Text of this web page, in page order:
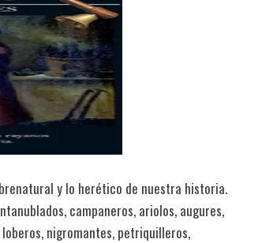
y lo herético de nuestra historia.
campaneros, ariolos, augures,
nigromantes, petriquilleros,